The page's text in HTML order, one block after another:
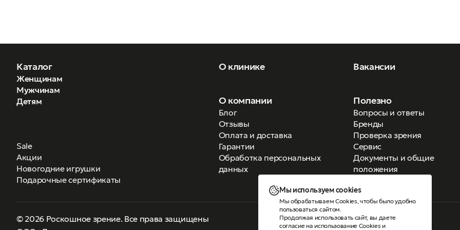
Каталог
Женщинам
Мужчинам
Детям
Sale
Акции
Новогодние игрушки
Подарочные сертификаты
О клинике Вакансии
О компании
Блог
Отзывы
Оплата и доставка
Гарантии
Обработка персональных
данных
Полезно
Вопросы и ответы
Бренды
Проверка зрения
Сервис
Документы и общие
положения
© 2026 Роскошное зрение. Все права защищены
Версия для слабовидящих
Мы используем cookies
Мы обрабатываем Cookies, чтобы было удобно
пользоваться сайтом.
Продолжая использовать сайт, вы даете
согласие на использование Cookiesи